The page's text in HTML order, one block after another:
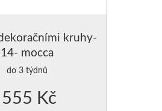
kruhy-
14- mocca
do 3 týdnů
555 Kč